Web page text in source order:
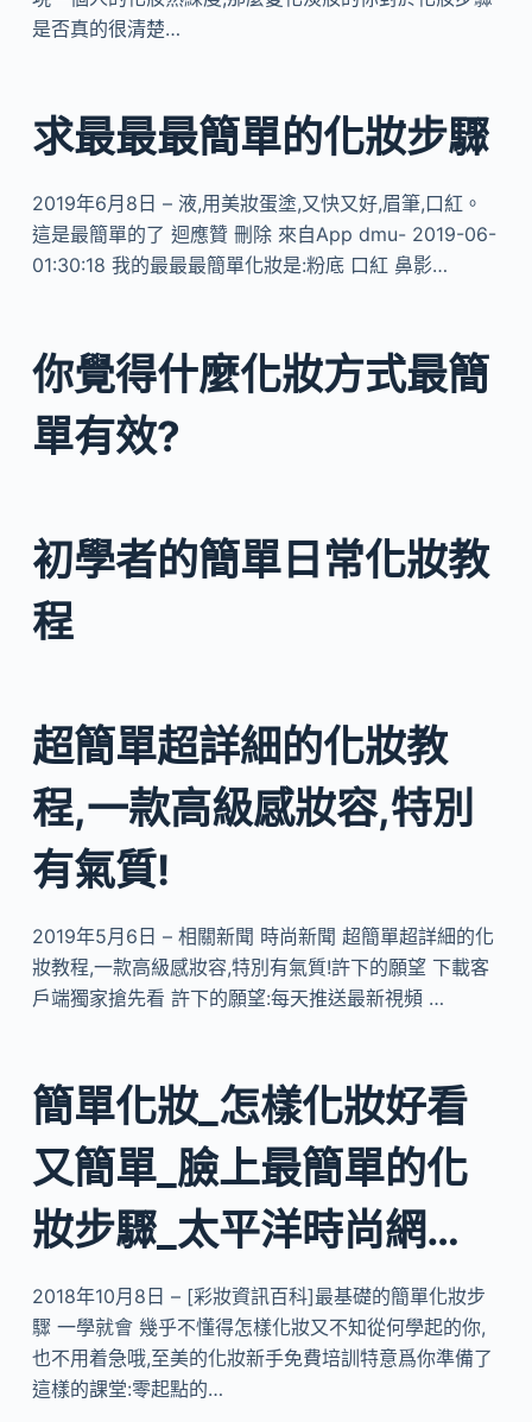
是否真的很清楚…
求最最最簡單的化妝步驟
2019年6月8日 – 液,用美妝蛋塗,又快又好,眉筆,口紅。
這是最簡單的了 迴應贊 刪除 來自App dmu- 2019-06-
01:30:18 我的最最最簡單化妝是:粉底 口紅 鼻影…
你覺得什麼化妝方式最簡
單有效?
初學者的簡單日常化妝教
程
超簡單超詳細的化妝教
程,一款高級感妝容,特別
有氣質!
2019年5月6日 – 相關新聞 時尚新聞 超簡單超詳細的化
妝教程,一款高級感妝容,特別有氣質!許下的願望 下載客
戶端獨家搶先看 許下的願望:每天推送最新視頻 …
簡單化妝_怎樣化妝好看
又簡單_臉上最簡單的化
妝步驟_太平洋時尚網…
2018年10月8日 – [彩妝資訊百科]最基礎的簡單化妝步
驟 一學就會 幾乎不懂得怎樣化妝又不知從何學起的你,
也不用着急哦,至美的化妝新手免費培訓特意爲你準備了
這樣的課堂:零起點的…